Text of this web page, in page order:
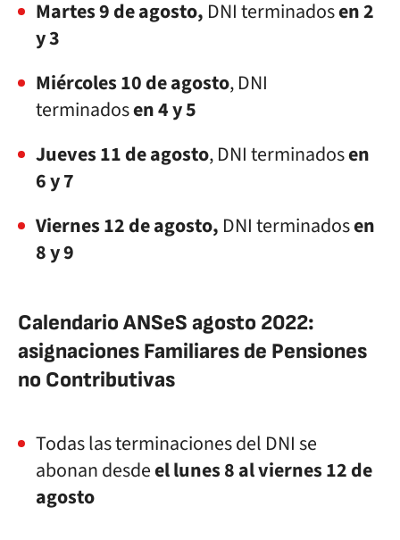
Martes 9 de agosto, DNI terminadosen 2
y 3
Miércoles 10 de agosto, DNI
terminadosen 4 y 5
Jueves 11 de agosto, DNI terminadosen
6 y 7
Viernes 12 de agosto, DNI terminadosen
8 y 9
Calendario ANSeS agosto 2022:
asignaciones Familiares de Pensiones
no Contributivas
Todas las terminaciones del DNI se
abonan desdeel lunes 8 al viernes 12 de
agosto